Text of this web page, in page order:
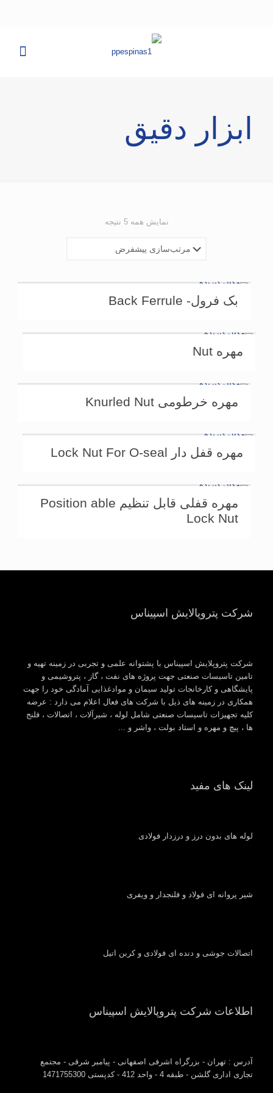
ابزار دقیق
نمایش همه 5 نتیجه
بک فرول- Back Ferrule
مهره Nut
مهره خرطومی Knurled Nut
مهره قفل دار Lock Nut For O-seal
مهره قفلی قابل تنظیم Position able
Lock Nut
شرکت پتروپالایش اسپیناس
شرکت پتروپلایش اسپیناس با پشتوانه علمی و تجربی در زمینه تهیه و
تامین تاسیسات صنعتی جهت پروژه های نفت ، گاز ، پتروشیمی و
پایشگاهی و کارخانجات تولید سیمان و موادغذایی آمادگی خود را جهت
همکاری در زمینه های ذیل با شرکت های فعال اعلام می دارد : عرضه
کلیه تجهیزات تاسیسات صنعتی شامل لوله ، شیرآلات ، اتصالات ، فلنج
ها ، پیچ و مهره و استاد بولت ، واشر و ...
لینک های مفید
لوله های بدون درز و درزدار فولادی
شیر پروانه ای فولاد و فلنجدار و ویفری
اتصالات جوشی و دنده ای فولادی و کربن اتیل
اطلاعات شرکت پتروپالایش اسپیناس
آدرس : تهران - بزرگراه اشرفی اصفهانی - پیامبر شرقی - مجتمع
تجاری اداری گلشن - طبقه 4 - واحد 412 - کدپستی 1471755300